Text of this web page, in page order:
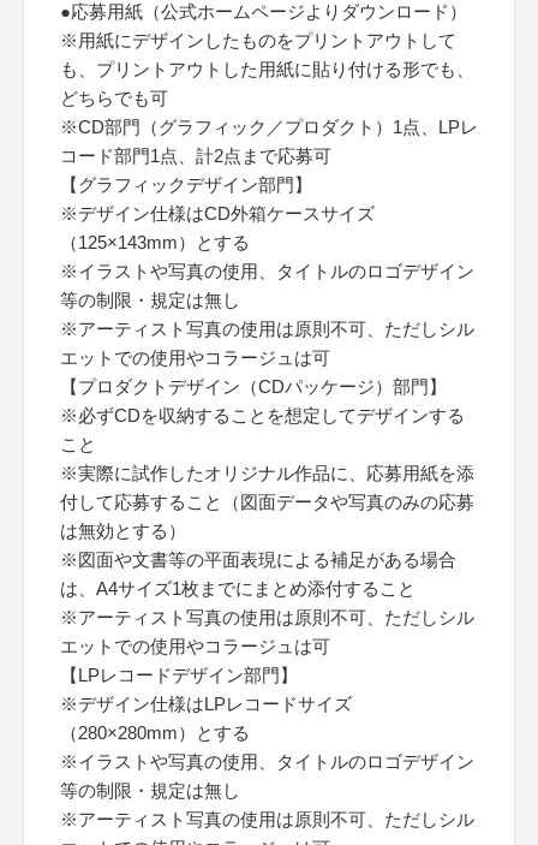
●応募用紙（公式ホームページよりダウンロード）
※用紙にデザインしたものをプリントアウトして
も、プリントアウトした用紙に貼り付ける形でも、
どちらでも可
※CD部門（グラフィック／プロダクト）1点、LPレ
コード部門1点、計2点まで応募可
【グラフィックデザイン部門】
※デザイン仕様はCD外箱ケースサイズ
（125×143mm）とする
※イラストや写真の使用、タイトルのロゴデザイン
等の制限・規定は無し
※アーティスト写真の使用は原則不可、ただしシル
エットでの使用やコラージュは可
【プロダクトデザイン（CDパッケージ）部門】
※必ずCDを収納することを想定してデザインする
こと
※実際に試作したオリジナル作品に、応募用紙を添
付して応募すること（図面データや写真のみの応募
は無効とする）
※図面や文書等の平面表現による補足がある場合
は、A4サイズ1枚までにまとめ添付すること
※アーティスト写真の使用は原則不可、ただしシル
エットでの使用やコラージュは可
【LPレコードデザイン部門】
※デザイン仕様はLPレコードサイズ
（280×280mm）とする
※イラストや写真の使用、タイトルのロゴデザイン
等の制限・規定は無し
※アーティスト写真の使用は原則不可、ただしシル